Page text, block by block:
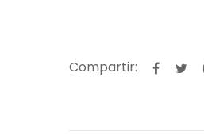
Compartir: